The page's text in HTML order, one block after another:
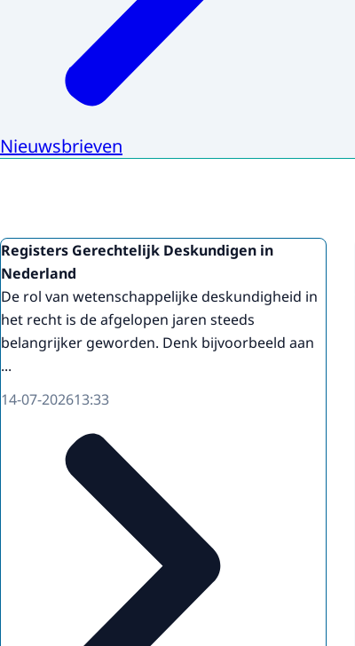
Nieuwsbrieven
Registers Gerechtelijk Deskundigen in
Nederland
De rol van wetenschappelijke deskundigheid in
het recht is de afgelopen jaren steeds
belangrijker geworden. Denk bijvoorbeeld aan
...
14-07-202613:33